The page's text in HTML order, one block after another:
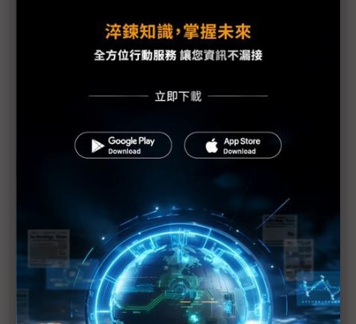
記憶體荒重擊消費市場 遊戲主機新品恐延至2027年
記憶體漲價與日圓走弱 日系PC廠坦言調漲可能性攀
記憶體飆漲 PC大廠華碩正式宣布1月5日起「漲價」
記憶體漲價重擊手機成本 2026年恐頻頻降規出售
記憶體飆漲衝擊成本 日本PC廠傳將轉嫁至消費者